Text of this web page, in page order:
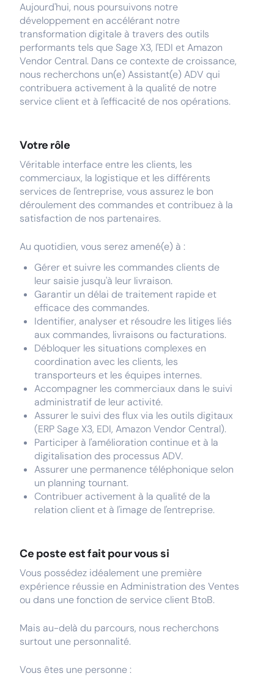
Aujourd'hui, nous poursuivons notre
développement en accélérant notre
transformation digitale à travers des outils
performants tels que Sage X3, l'EDI et Amazon
Vendor Central. Dans ce contexte de croissance,
nous recherchons un(e) Assistant(e) ADV qui
contribuera activement à la qualité de notre
service client et à l'efficacité de nos opérations.
Votre rôle
Véritable interface entre les clients, les
commerciaux, la logistique et les différents
services de l'entreprise, vous assurez le bon
déroulement des commandes et contribuez à la
satisfaction de nos partenaires.
Au quotidien, vous serez amené(e) à :
Gérer et suivre les commandes clients de
leur saisie jusqu'à leur livraison.
Garantir un délai de traitement rapide et
efficace des commandes.
Identifier, analyser et résoudre les litiges liés
aux commandes, livraisons ou facturations.
Débloquer les situations complexes en
coordination avec les clients, les
transporteurs et les équipes internes.
Accompagner les commerciaux dans le suivi
administratif de leur activité.
Assurer le suivi des flux via les outils digitaux
(ERP Sage X3, EDI, Amazon Vendor Central).
Participer à l'amélioration continue et à la
digitalisation des processus ADV.
Assurer une permanence téléphonique selon
un planning tournant.
Contribuer activement à la qualité de la
relation client et à l'image de l'entreprise.
Ce poste est fait pour vous si
Vous possédez idéalement une première
expérience réussie en Administration des Ventes
ou dans une fonction de service client BtoB.
Mais au-delà du parcours, nous recherchons
surtout une personnalité.
Vous êtes une personne :